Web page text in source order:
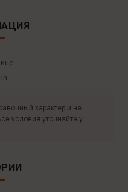
характер и не
условия уточняйте у